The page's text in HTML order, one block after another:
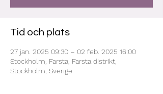
Tid och plats
27 jan. 2025 09:30 – 02 feb. 2025 16:00
Stockholm, Farsta, Farsta distrikt,
Stockholm, Sverige